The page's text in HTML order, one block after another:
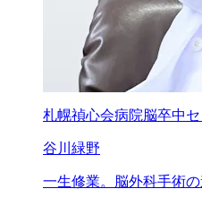
札幌禎心会病院脳卒中
谷川緑野
一生修業。 脳外科手術